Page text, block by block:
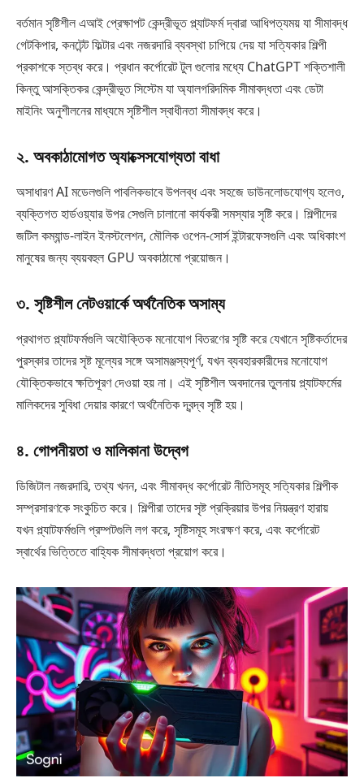
বর্তমান সৃষ্টিশীল এআই প্রেক্ষাপট কেন্দ্রীভূত প্ল্যাটফর্ম দ্বারা আধিপত্যময় যা সীমাবদ্ধ
গেটকিপার, কনটেন্ট ফিল্টার এবং নজরদারি ব্যবস্থা চাপিয়ে দেয় যা সত্যিকার শিল্পী
প্রকাশকে স্তব্ধ করে। প্রধান কর্পোরেট টুল গুলোর মধ্যে ChatGPT শক্তিশালী
কিন্তু আসক্তিকর কেন্দ্রীভূত সিস্টেম যা অ্যালগরিদমিক সীমাবদ্ধতা এবং ডেটা
মাইনিং অনুশীলনের মাধ্যমে সৃষ্টিশীল স্বাধীনতা সীমাবদ্ধ করে।
২. অবকাঠামোগত অ্যাক্সেসযোগ্যতা বাধা
অসাধারণ AI মডেলগুলি পাবলিকভাবে উপলব্ধ এবং সহজে ডাউনলোডযোগ্য হলেও,
ব্যক্তিগত হার্ডওয়্যার উপর সেগুলি চালানো কার্যকরী সমস্যার সৃষ্টি করে। শিল্পীদের
জটিল কম্যান্ড-লাইন ইনস্টলেশন, মৌলিক ওপেন-সোর্স ইন্টারফেসগুলি এবং অধিকাংশ
মানুষের জন্য ব্যয়বহুল GPU অবকাঠামো প্রয়োজন।
৩. সৃষ্টিশীল নেটওয়ার্কে অর্থনৈতিক অসাম্য
প্রথাগত প্ল্যাটফর্মগুলি অযৌক্তিক মনোযোগ বিতরণের সৃষ্টি করে যেখানে সৃষ্টিকর্তাদের
পুরস্কার তাদের সৃষ্ট মূল্যের সঙ্গে অসামঞ্জস্যপূর্ণ, যখন ব্যবহারকারীদের মনোযোগ
যৌক্তিকভাবে ক্ষতিপূরণ দেওয়া হয় না। এই সৃষ্টিশীল অবদানের তুলনায় প্ল্যাটফর্মের
মালিকদের সুবিধা দেয়ার কারণে অর্থনৈতিক দ্বন্দ্ব সৃষ্টি হয়।
৪. গোপনীয়তা ও মালিকানা উদ্বেগ
ডিজিটাল নজরদারি, তথ্য খনন, এবং সীমাবদ্ধ কর্পোরেট নীতিসমূহ সত্যিকার শিল্পীক
সম্প্রসারণকে সংকুচিত করে। শিল্পীরা তাদের সৃষ্ট প্রক্রিয়ার উপর নিয়ন্ত্রণ হারায়
যখন প্ল্যাটফর্মগুলি প্রম্পটগুলি লগ করে, সৃষ্টিসমূহ সংরক্ষণ করে, এবং কর্পোরেট
স্বার্থের ভিত্তিতে বাহ্যিক সীমাবদ্ধতা প্রয়োগ করে।